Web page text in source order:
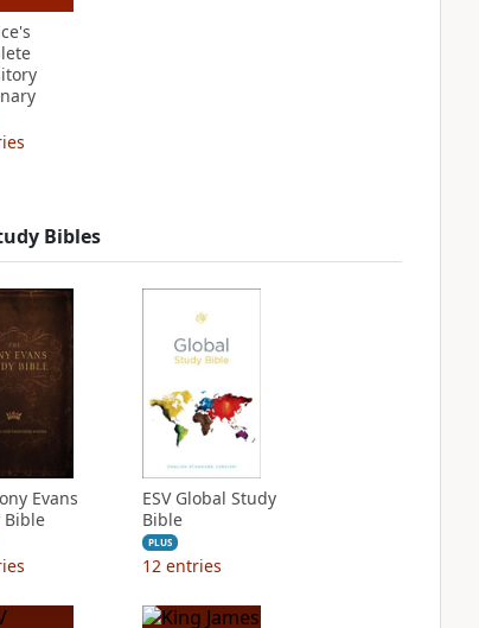
Bibles
Evans
Bible
ESV Global Study
Bible
PLUS
12 entries